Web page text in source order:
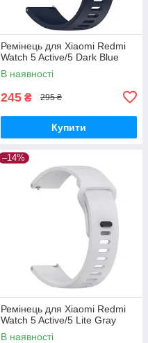
Ремінець для Xiaomi Redmi
Watch 5 Active/5 Dark Blue
В наявності
245 ₴ 295 ₴
Купити
–14%
Ремінець для Xiaomi Redmi
Watch 5 Active/5 Lite Gray
В наявності